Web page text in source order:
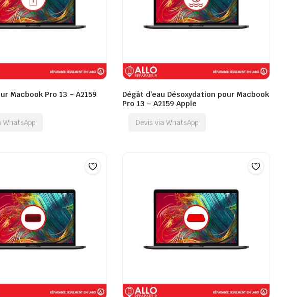
Macbook Pro 13 – A2159
WhatsApp
Dégât d’eau Désoxydation pour Macbook
Pro 13 – A2159 Apple
Devis via WhatsApp